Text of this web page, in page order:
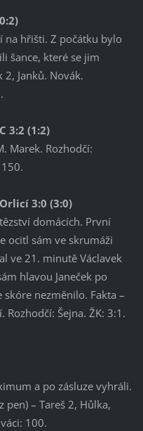
na hřišti. Z počátku bylo
šance, které se jim
Janků. Novák.
3:2 (1:2)
Marek. Rozhodčí:
3:0 (3:0)
domácích. První
ocitl sám ve skrumáži
ve 21. minutě Václavek
hlavou Janeček po
nezměnilo. Fakta –
Rozhodčí: Šejna. ŽK: 3:1.
a po zásluze vyhráli.
pen) – Tareš 2, Hůlka,
100.